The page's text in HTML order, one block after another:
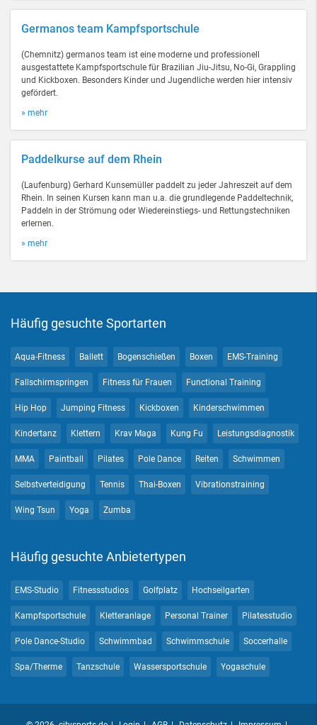
Germanos team Kampfsportschule
(Chemnitz) germanos team ist eine moderne und professionell
ausgestattete Kampfsportschule für Brazilian Jiu-Jitsu, No-Gi, Grappling
und Kickboxen. Besonders Kinder und Jugendliche werden hier intensiv
gefördert.
» mehr
Paddelkurse auf dem Rhein
(Laufenburg) Gerhard Kunsemüller paddelt zu jeder Jahreszeit auf dem
Rhein. In seinen Kursen kann man u.a. die grundlegende Paddeltechnik,
Paddeln in der Strömung oder Wiedereinstiegs- und Rettungstechniken
erlernen.
» mehr
Häufig gesuchte Sportarten
Aqua-Fitness Ballett Bogenschießen Boxen EMS-Training
Fallschirmspringen Fitness für Frauen Functional Training
Hip Hop Jumping Fitness Kickboxen Kinderschwimmen
Kindertanz Klettern Krav Maga Kung Fu Leistungsdiagnostik
MMA Paintball Pilates Pole Dance Reiten Schwimmen
Selbstverteidigung Tennis Thai-Boxen Vibrationstraining
Wing Tsun Yoga Zumba
Häufig gesuchte Anbietertypen
EMS-Studio Fitnessstudios Golfplatz Hochseilgarten
Kampfsportschule Kletteranlage Personal Trainer Pilatesstudio
Pole Dance-Studio Schwimmbad Schwimmschule Soccerhalle
Spa/Therme Tanzschule Wassersportschule Yogaschule